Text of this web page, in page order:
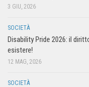
3 GIU, 2026
SOCIETÀ
Disability Pride 2026: il
esistere!
12 MAG, 2026
SOCIETÀ